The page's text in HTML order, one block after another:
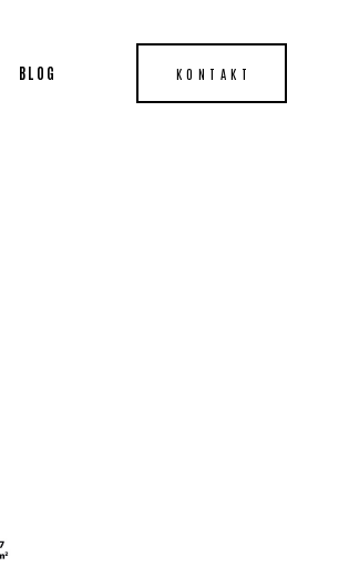
BLOG KONTAKT